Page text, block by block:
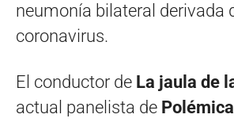
neumonía bilateral derivada
coronavirus.
El conductor de La jaula de
actual panelista de